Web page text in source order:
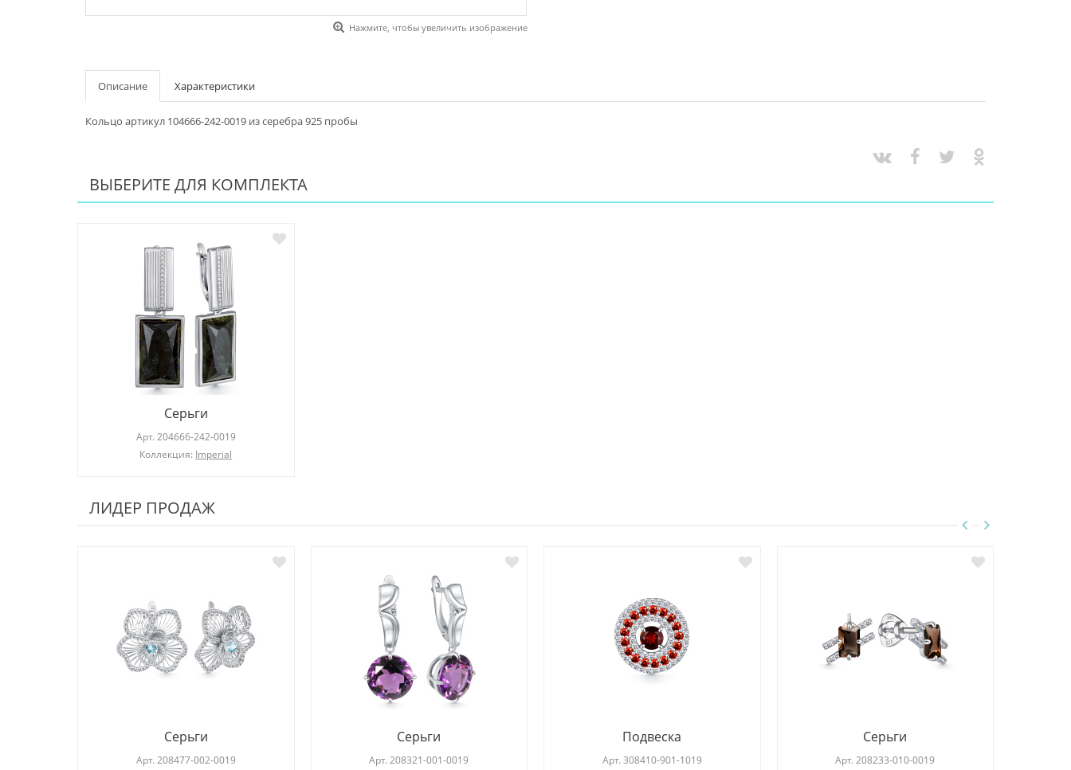
Нажмите, чтобы увеличить изображение
Описание Характеристики
Кольцо артикул 104666-242-0019 из серебра 925 пробы
ВЫБЕРИТЕ ДЛЯ КОМПЛЕКТА
Серьги
Арт. 204666-242-0019
Коллекция: Imperial
ЛИДЕР ПРОДАЖ
Серьги
Арт. 208477-002-0019
Серьги
Арт.208321-001-0019
Подвеска
Арт. 308410-901-1019
Серьги
Арт.208233-010-0019